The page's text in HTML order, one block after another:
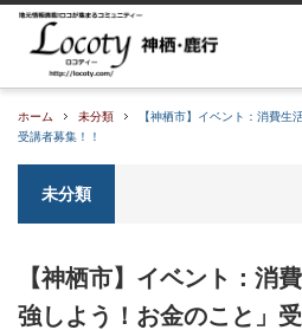
ホーム 未分類
【神栖市】イベント：消費生
受講者募集！！
未分類
【神栖市】イベント：消
強しよう！お金のこと」